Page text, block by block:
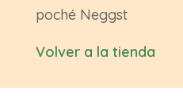
poché Neggst
Volver a la tienda